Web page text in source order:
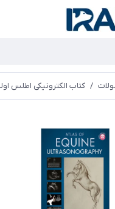
/ کتاب الکترونیکی اطلس